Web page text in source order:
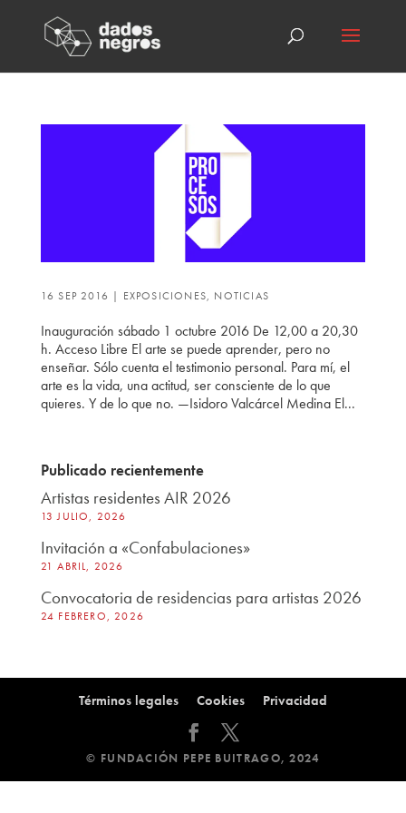
16 SEP 2016 | EXPOSICIONES, NOTICIAS
Inauguración sábado 1 octubre 2016 De 12,00 a 20,30
h. Acceso Libre El arte se puede aprender, pero no
enseñar. Sólo cuenta el testimonio personal. Para mí, el
arte es la vida, una actitud, ser consciente de lo que
quieres. Y de lo que no. —Isidoro Valcárcel Medina El...
Publicado recientemente
Artistas residentes AIR 2026
13 JULIO, 2026
Invitación a «Confabulaciones»
21 ABRIL, 2026
Convocatoria de residencias para artistas 2026
24 FEBRERO, 2026
Términos legales Cookies Privacidad
© FUNDACIÓN PEPE BUITRAGO, 2024